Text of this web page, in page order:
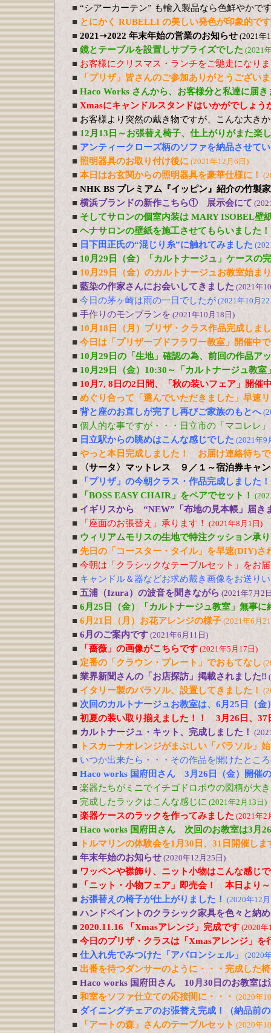
■ “シアーカーテン” も輸入製品なら色鮮やかで
■ とにかく RUBELLI の美しい発色が印象的です
■ 2021➝2022 年末年始の営業のお知らせ (2021年
■ 鏡とテーブルを設置しサプライズでした (2021
■ お客様にクリスマス・ランチをご馳走になり
■
「プリザ」皆さんのご参加ありがとうござい
■ Haco Works さんから、お客様分と私達に届き
■ Xmasにキャンドルスタンドはいかがでしょう
■ お客様より突然の戴き物ですが、こんな大き
■ 12月13日～お張替え椅子、仕上がりがまた楽
■ アンティークローズ柄のソファを納品させて
■ 照明器具のお取り付け後に (2021年12月6日)
■ 本日はお玄関からの照明器具を豪華仕様に！
■ NHK BS プレミアム『イッピン』紹介の竹製
■ 横浜ブランドの新作こちら① 展示会にて
■ そしてサロンの個室内装は MARY ISOBEL壁
■ ヘナサロンの壁紙を施工させてもらいました！
■ 日下田正氏の“混じり糸”に触れてみました
■ 10月29日（金）「カルトナージュ」ケースの
■ 10月29日（金）のカルトナージュお教室始ま
■ 藍染の作家さんにお会いしてきました (2021年
■ 今日の茅ヶ崎は雨の一日でしたが (2021年10月
■ 手作りのモンブランを (2021年10月18日)
■ 10月18日（月）プリザ・クラス作品完成しま
■ 今日は「プリザーブドフラワー教室」開催中
■ 10月29日の「生地」確認の為、前回の作品ア
■ 10月29日（金）10:30～「カルトナージュ教室
■ 10月7, 8日の2日間、「秋の装いフェア」開催
■ めぐり合って「選んでいただきました」早速
■ 背と座のお直しが完了し再びご家族のもとへ
■ 個人的な事ですが・・・日立市の「マコレレ
■ 日立駅からの眺めはこんな感じでした (2021年9
■ やっと本日完成しました！ お届け連絡待ち
■
〈サータ〉マットレス ９／１～宿泊券キャ
■
「プリザ」の今朝クラス・作品完成しました！
■ 「BOSS EASY CHAIR」をペアでセット！
■ イギリスから “NEW”「布地の見本帳」届き
■
「座面のお張替え」承ります！ (2021年8月1日)
■ ウィリアムモリスの生地で特注クッション承
■ 先日の「コースター・タイル」を早速(DIY)さ
■ 今朝は「クラシックなテーブルセット」をお
■ キャンドル＆器などお求め戴き画像をお送り
■ 五浦（Izura）の波音を聞きながら (2021年7月2
■ 6月25日（金）「カルトナージュ教室」無事に
■ 6月21日（月）お花アレンジの様子 (2021年6月
■ 6月のご案内です (2021年6月11日)
■ 「薔薇」の画像がこちらです (2021年5月17日)
■ 定番の「クラウン・プレート」でおもてなし
■ 業界新聞さんの「お店探訪」掲載されました‼
■ イタリー製のパラソル、設置してきました！
■ 次回のカルトナージュお教室は、6月25日（金
■ 初夏の装い取り揃えました！！ 3月26日、37
■ カルトナージュ・キット、完成しました！
■
トスカーナオレンジがまぶしい「パラソル」
■ いつか出来たら・・・その作品を開けたとこ
■ Haco works 国府田さん 3月26日（金）開催
■ 楽器たちがミニでイチゴドロボウの図柄が大
■ 完成したラックはこんな感じに (2021年2月13日)
■ 楽器ケースのラックを作ってみました (2021年2
■ Haco works 国府田さん 次回のお教室は3月
■
トルマリンの体験会を1月30日、31日開催しま
■ 年末年始のお知らせ (2020年12月25日)
■ ワッペンや襟飾り、ニット小物はこんな感じ
■
「ニット・小物フェア」即売会！ 本日より～
■ お張替えの椅子が仕上がりました！ (2020年12
■ ハンドペイントのクラシック家具を色々と納
■ 2020.11.16 「Xmasアレンジ」完成です (2020年
■ 今日のプリザ・クラスは「Xmasアレンジ」を
■ 仕入れ先でみつけた「アバロンシェル」 (2020
■ 出番を待つダンサーのように・・・完成した
■ Haco works 国府田さん 10月30日のお教室は
■ 和室をソファ仕立ての応接間に・・・ (2020年
■ ダイニングチェアのお張替え完成！（納品前
■
「アートの森」さんのテーブルセット (2020年